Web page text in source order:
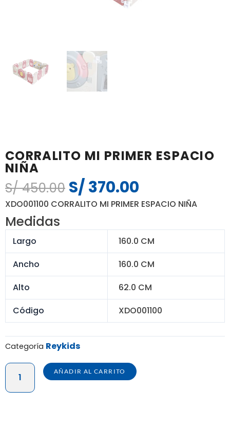
CORRALITO MI PRIMER ESPACIO
NIÑA
S/450.00 El
precio
era:
S/ 450.00.
S/370.00
precio
es:
S/ 370.00.
XDO001100 CORRALITO MI PRIMER ESPACIO NIÑA
Medidas
Largo
160.0 CM
Ancho
160.0 CM
Alto
62.0 CM
Código
XDO001100
Categoría Reykids
CORRALITO
PRIMER
AÑADIR AL CARRITO